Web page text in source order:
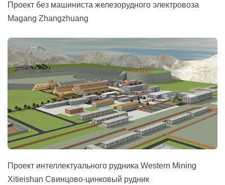
Проект без машиниста железорудного электровоза
Magang Zhangzhuang
Проект интеллектуального рудника Western Mining
Xitieishan Свинцово-цинковый рудник